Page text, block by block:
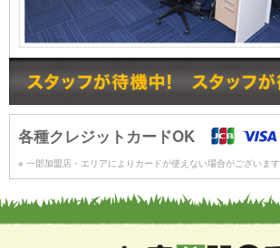
各種クレジットカードOK
※ 一部加盟店・エリアによりカードが使えない場合がございます